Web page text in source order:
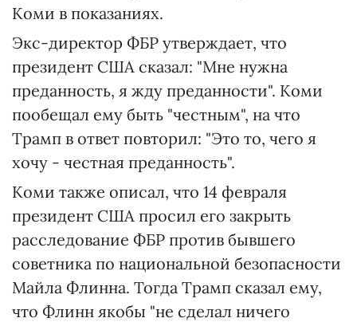
Коми в показаниях.
Экс-директор ФБР утверждает, что
президент США сказал: "Мне нужна
преданность, я жду преданности". Коми
пообещал ему быть "честным", на что
Трамп в ответ повторил: "Это то, чего я
хочу - честная преданность".
Коми также описал, что 14 февраля
президент США просил его закрыть
расследование ФБР против бывшего
советника по национальной безопасности
Майла Флинна. Тогда Трамп сказал ему,
что Флинн якобы "не сделал ничего